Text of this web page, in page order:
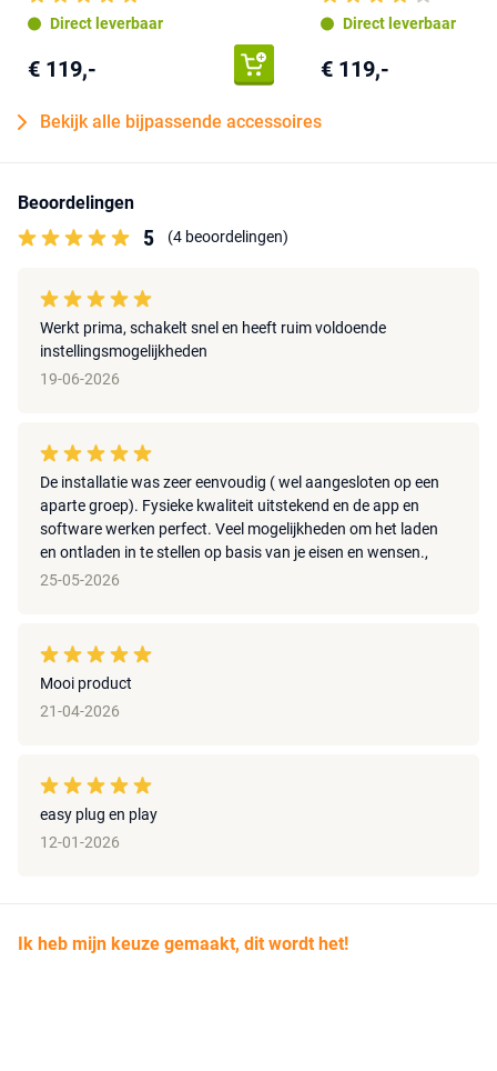
energierekening lager, allemaal volledig automatisch.
Bij een uitgangsvermogen boven 800 W raden we aan om
het systeem aan te laten sluiten op een eigen groep in de meterkast
of uitvoeren door een erkend elektricien, zodat de installatie veilig
Direct leverbaar
€ 119,-
Direct leverbaar
€ 119,-
Bekijk alle bijpassende accessoires
Beoordelingen
5 (4 beoordelingen)
Werkt prima, schakelt snel en heeft ruim voldoende
instellingsmogelijkheden
19-06-2026
De installatie was zeer eenvoudig ( wel aangesloten op een
aparte groep). Fysieke kwaliteit uitstekend en de app en
software werken perfect. Veel mogelijkheden om het laden
en ontladen in te stellen op basis van je eisen en wensen.,
25-05-2026
Mooi product
21-04-2026
easy plug en play
12-01-2026
Ik heb mijn keuze gemaakt, dit wordt het!